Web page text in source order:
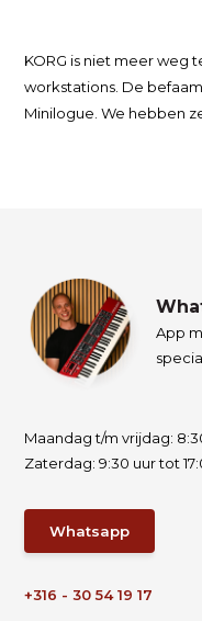
KORG is niet meer weg
workstations. De
Minilogue. We hebben
App
Maandag t/m vrijdag:
Zaterdag: 9:30 uur tot
Whatsapp
+316 - 30 54 19 17